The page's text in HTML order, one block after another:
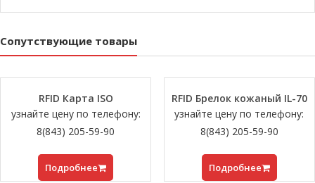
Сопутствующие товары
RFID Карта ISO
узнайте цену по телефону:
8(843) 205-59-90
Подробнее
RFID Брелок кожаный IL-70
узнайте цену по телефону:
8(843) 205-59-90
Подробнее